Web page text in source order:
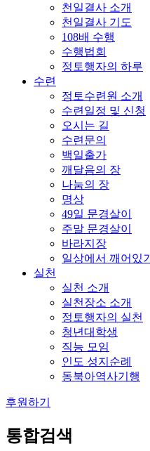
천일결사 소개
천일결사 기도
108배 수행
수행법회
정토행자의 하루
수련
정토수련원 소개
수련일정 및 신청
오시는 길
수련문의
백일출가
깨달음의 장
나눔의 장
명상
49일 문경살이
주말 문경살이
바라지장
일상에서 깨어있기
실천
실천 소개
실천장소 소개
정토행자의 실천
청년대학생
직능 모임
인도 성지순례
동북아역사기행
후원하기
통합검색